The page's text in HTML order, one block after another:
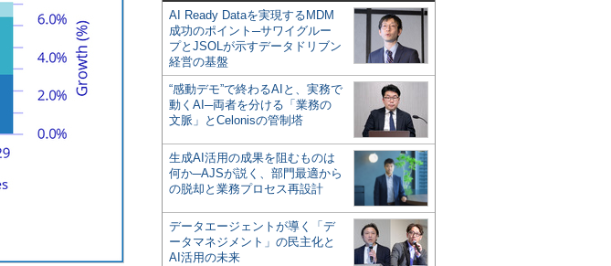
AI Ready Dataを実現するMDM
成功のポイント─サワイグルー
プとJSOLが示すデータドリブン
経営の基盤
“感動デモ”で終わるAIと、実務で
動くAI─両者を分ける「業務の
文脈」とCelonisの管制塔
生成AI活用の成果を阻むものは
何か─AJSが説く、部門最適から
の脱却と業務プロセス再設計
データエージェントが導く「デ
ータマネジメント」の民主化と
AI活用の未来